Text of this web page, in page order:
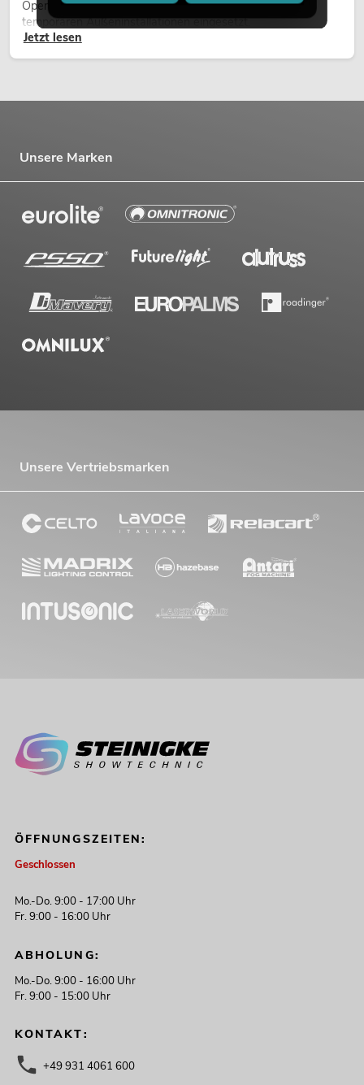
Open-Air-Konzerten, Architekturinszenierungen und
temporären Außeninstallationen eingesetzt.
Jetzt lesen
Unsere Marken
Unsere Vertriebsmarken
ÖFFNUNGSZEITEN:
Geschlossen
Mo.-Do. 9:00 - 17:00 Uhr
Fr. 9:00 - 16:00 Uhr
ABHOLUNG:
Mo.-Do. 9:00 - 16:00 Uhr
Fr. 9:00 - 15:00 Uhr
KONTAKT:
+49 931 4061 600